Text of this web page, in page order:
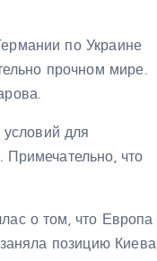
по Украине
прочном мире.
для
что
о том, что Европа
позицию Киева